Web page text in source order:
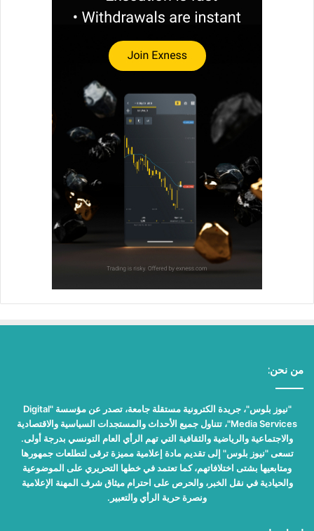
من نحن:
"نيوز بلوس"، جريدة الكترونية مستقلة جامعة، تصدر عن مؤسسة "Digital
Media Services"، تتناول جميع الأحداث والمستجدات السياسية والاقتصادية
والاجتماعية والرياضية والثقافية التي تهم الرأي العام التونسي بدرجة أولى.
تسعى "نيوز بلوس" إلى تقديم مادة إعلامية مميزة ترقى لتطلعات جمهورها
ومتابعيها بشتى اختلافاتهم، كما تعتمد في خطها التحريري على الموضوعية
والحيادية في نقل الخبر، والحرص على احترام ميثاق شرف المهنة الإعلامية
ونصرة حرية الرأي والتعبير.